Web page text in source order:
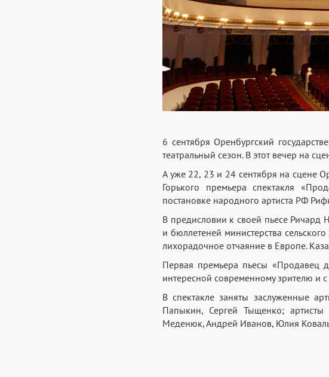
6 сентября Оренбургский
театральный сезон. В этот вечер на
А уже 22, 23 и 24 сентября на сцене
Горького премьера спектакля
постановке народного артиста РФ
В предисловии к своей пьесе Ричард
и бюллетеней министерства
лихорадочное отчаяние в Европе.
Первая премьера пьесы «Продавец
интересной современному зрителю и
В спектакле заняты заслуженные
Папыкин, Сергей Тыщенко;
Меденюк, Андрей Иванов, Юлия